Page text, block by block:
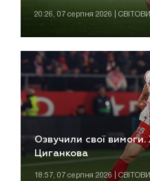
20:26, 07 серпня 2026 |
Озвучили свої
Циганкова
18:57, 07 серпня 2026 |